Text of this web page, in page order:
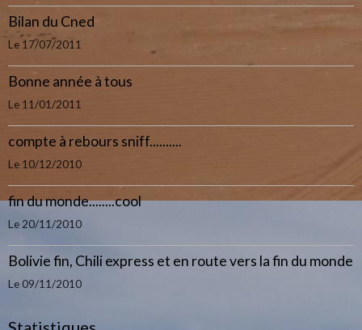
Bilan du Cned
Le 17/07/2011
Bonne année à tous
Le 11/01/2011
compte à rebours sniff..........
Le 10/12/2010
fin du monde........cool
Le 20/11/2010
Bolivie fin, Chili express et en route vers la fin du monde
Le 09/11/2010